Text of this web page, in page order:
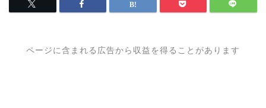
ページに含まれる広告から収益を得ることがあります